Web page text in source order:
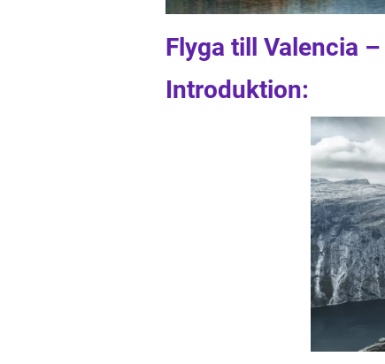
Flyga till Valencia
Introduktion: